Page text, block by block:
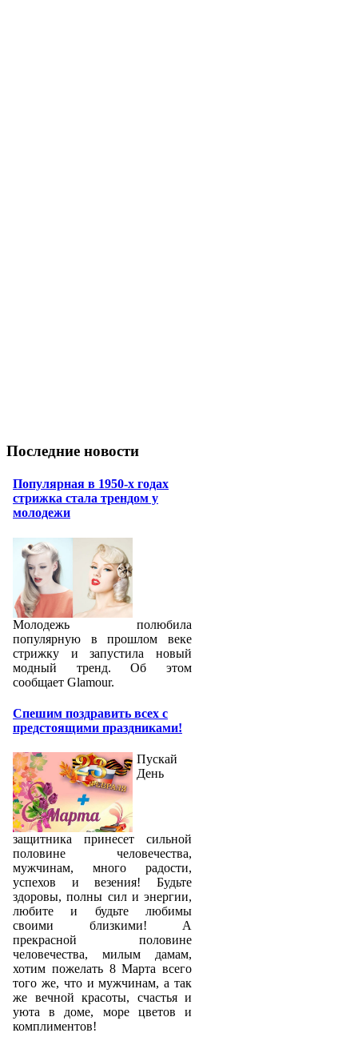
Последние новости
Популярная в 1950-х годах
стрижка стала трендом у
молодежи
Молодежь полюбила
популярную в прошлом веке
стрижку и запустила новый
модный тренд. Об этом
сообщает Glamour.
Спешим поздравить всех с
предстоящими праздниками!
Пускай
День
защитника принесет сильной
половине человечества,
мужчинам, много радости,
успехов и везения! Будьте
здоровы, полны сил и энергии,
любите и будьте любимы
своими близкими! А
прекрасной половине
человечества, милым дамам,
хотим пожелать 8 Марта всего
того же, что и мужчинам, а так
же вечной красоты, счастья и
уюта в доме, море цветов и
комплиментов!